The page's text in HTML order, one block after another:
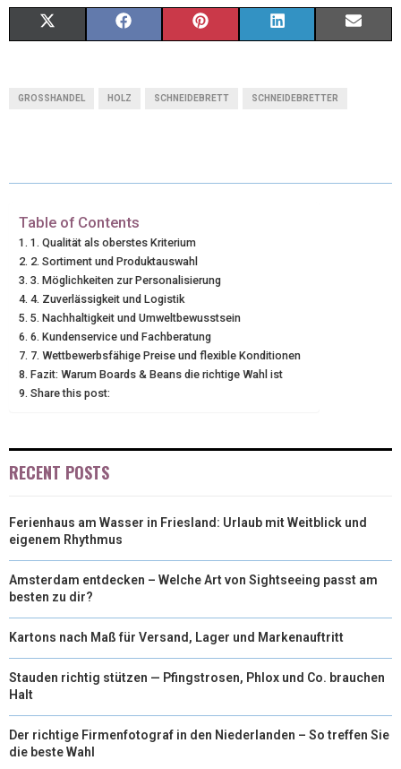
T
T
E
R
)
O
K
R
T
D
GROSSHANDEL HOLZ SCHNEIDEBRETT SCHNEIDEBRETTER
Table of Contents
1. Qualität als oberstes Kriterium
2. Sortiment und Produktauswahl
3. Möglichkeiten zur Personalisierung
4. Zuverlässigkeit und Logistik
5. Nachhaltigkeit und Umweltbewusstsein
6. Kundenservice und Fachberatung
7. Wettbewerbsfähige Preise und flexible Konditionen
Fazit: Warum Boards & Beans die richtige Wahl ist
Share this post:
RECENT POSTS
Ferienhaus am Wasser in Friesland: Urlaub mit Weitblick und
eigenem Rhythmus
Amsterdam entdecken – Welche Art von Sightseeing passt am
besten zu dir?
Kartons nach Maß für Versand, Lager und Markenauftritt
Stauden richtig stützen — Pfingstrosen, Phlox und Co. brauchen
Halt
Der richtige Firmenfotograf in den Niederlanden – So treffen Sie
die beste Wahl